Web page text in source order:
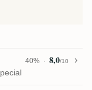
40% 8,0/10